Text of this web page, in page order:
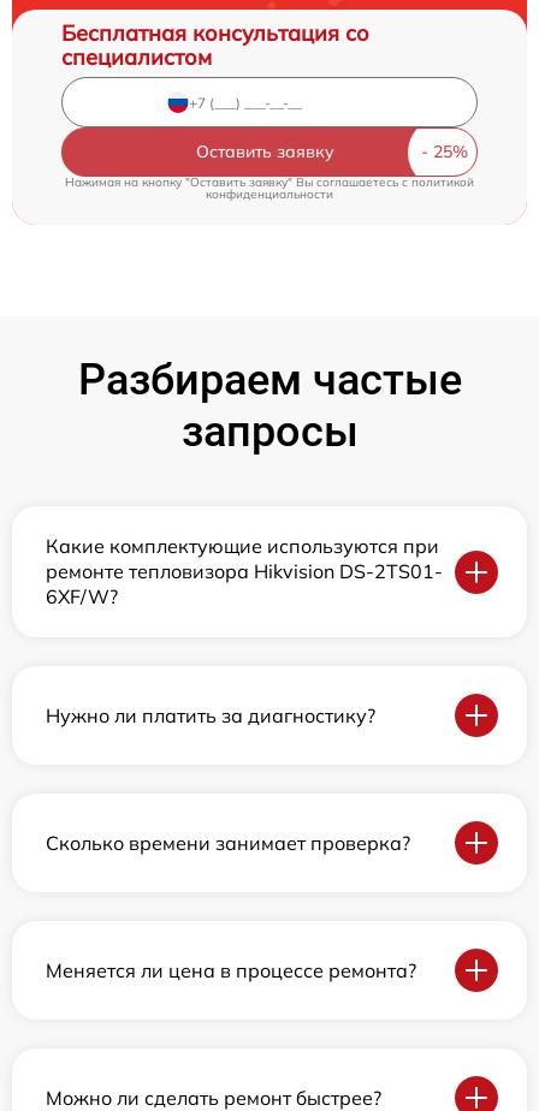
Бесплатная консультация со
специалистом
Оставить заявку
Нажимая на кнопку "Оставить заявку" Вы соглашаетесь cполитикой
конфиденциальности
Разбираем частые
запросы
Какие комплектующие используются при
ремонте тепловизора Hikvision DS-2TS01-
6XF/W?
Нужно ли платить за диагностику?
Сколько времени занимает проверка?
Меняется ли цена в процессе ремонта?
Можно ли сделать ремонт быстрее?